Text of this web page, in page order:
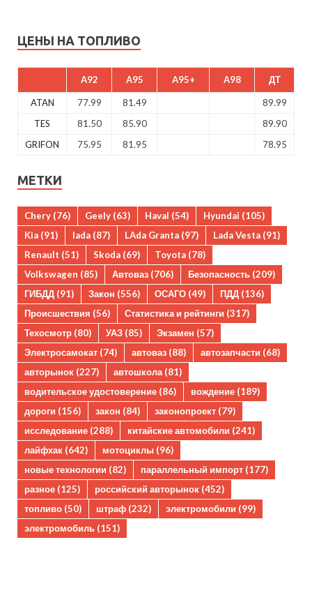
ЦЕНЫ НА ТОПЛИВО
A92 A95 A95+ A98 ДТ
ATAN 77.99 81.49
89.99
TES
81.50 85.90
89.90
GRIFON
75.95 81.95 78.95
МЕТКИ
Chery (76) Geely (63) Haval (54) Hyundai (105)
Kia (91) lada (87) LAda Granta (97) Lada Vesta (91)
Renault (51) Skoda (69) Toyota (78)
Volkswagen (85) Автоваз (706) Безопасность (209)
ГИБДД (91) Закон (556) ОСАГО (49) ПДД (136)
Происшествия (56) Статистика и рейтинги (317)
Техосмотр (80) УАЗ (85) Экзамен (57)
Электросамокат (74) автоваз (88) автозапчасти (68)
авторынок (227) автошкола (81)
водительское удостоверение (86) вождение (189)
дороги (156) закон (84) законопроект (79)
исследование (288) китайские автомобили (241)
лайфхак (642) мотоциклы (96)
новые технологии (82) параллельный импорт (177)
разное (125) российский авторынок (452)
топливо (50) штраф (232) электромобили (99)
электромобиль (151)